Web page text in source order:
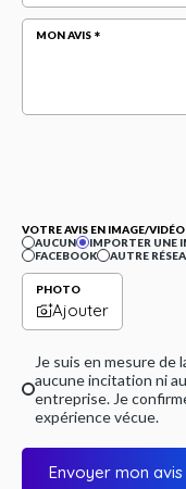
MON AVIS
VOTRE AVIS EN IMAGE/VIDÉO
AUCUN
IMPORTER UNE
FACEBOOK
AUTRE
PHOTO
Ajouter
Je suis en mesure
aucune incitation ni
entreprise. Je
expérience vécue.
Envoyer mon avis